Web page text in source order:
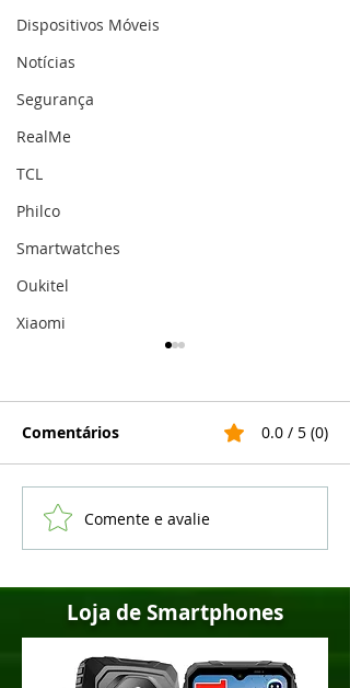
Dispositivos Móveis
Notícias
Segurança
RealMe
TCL
Philco
Smartwatches
Oukitel
Xiaomi
5 melhores celulares
Samsung Galaxy em
Comentários 0.0 / 5 (0)
Comente e avalie
Loja de Smartphones